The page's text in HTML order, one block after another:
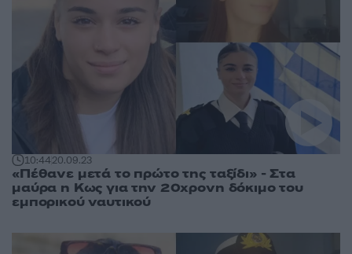
10:4420.09.23
«Πέθανε μετά το πρώτο της ταξίδι» - Στα
μαύρα η Κως για την 20χρονη δόκιμο του
εμπορικού ναυτικού